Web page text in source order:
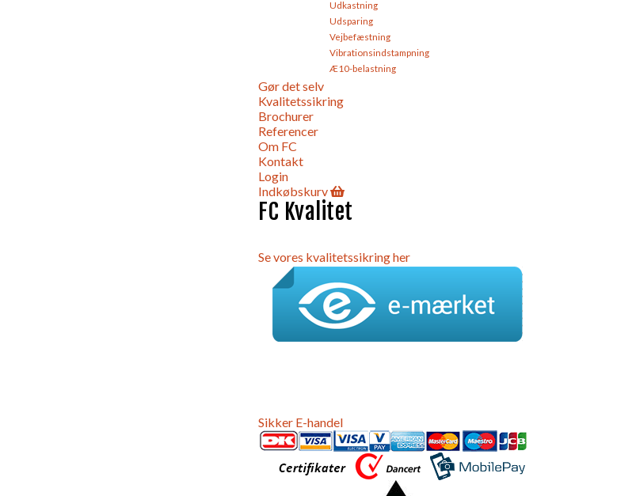
Udkastning
Udsparing
Vejbefæstning
Vibrationsindstampning
Æ10-belastning
Gør det selv
Kvalitetssikring
Brochurer
Referencer
Om FC
Kontakt
Login
Indkøbskurv
FC Kvalitet
Se vores kvalitetssikring her
Sikker E-handel